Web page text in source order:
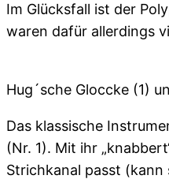
Im Glücksfall ist der
waren dafür allerdings
Hug´sche Gloccke (1)
Das klassische
(Nr. 1). Mit ihr
Strichkanal passt